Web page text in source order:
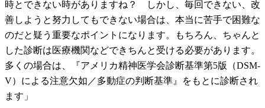
時とできない時がありますね？ しかし、毎回できない、改
善しようと努力してもできない場合は、本当に苦手で困難な
のだと疑う重要なポイントになります。もちろん、ちゃんと
した診断は医療機関などできちんと受ける必要があります。
多くの場合は、『アメリカ精神医学会診断基準第5版（DSM-
V）による注意欠如／多動症の判断基準』をもとに診断され
ます」